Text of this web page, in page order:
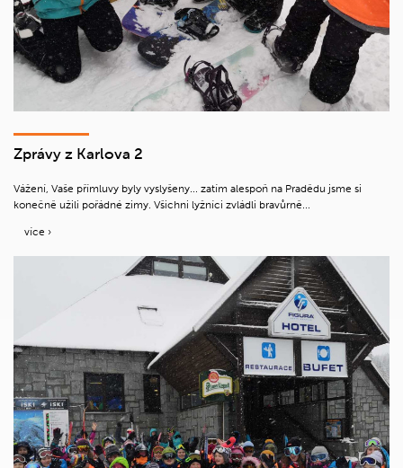
Zprávy z Karlova 2
Vážení, Vaše přímluvy byly vyslyšeny... zatím alespoň na Pradědu jsme si
konečně užili pořádné zimy. Všichni lyžníci zvládli bravůrně...
více ›